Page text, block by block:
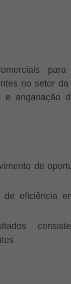
para
no setor da
e angariação
de
eficiência